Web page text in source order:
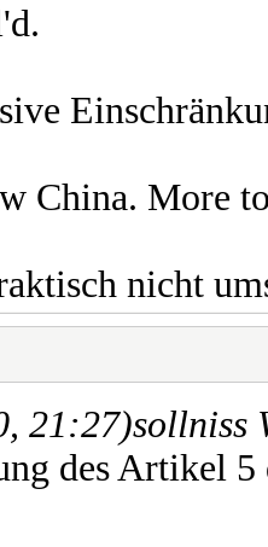
China. More
nicht
21:27)sollniss
des Artikel 5